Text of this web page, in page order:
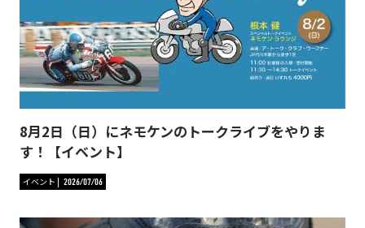
8月2日（日）にネモケンのトークライブをやりま
す！【イベント】
イベント 2026/07/06